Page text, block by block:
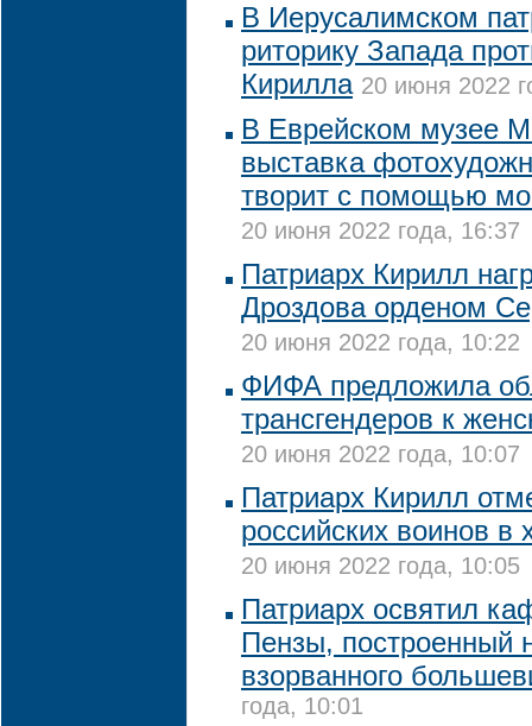
В Иерусалимском
риторику Запада
Кирилла 20 июня 2022
В Еврейском музее
выставка
творит с помощью
20 июня 2022 года, 16:37
Патриарх Кирилл
Дроздова орденом
20 июня 2022 года, 10:22
ФИФА предложила
трансгендеров к
20 июня 2022 года, 10:07
Патриарх Кирилл
российских воинов в
20 июня 2022 года, 10:05
Патриарх освятил
Пензы, построенный
взорванного
года, 10:01